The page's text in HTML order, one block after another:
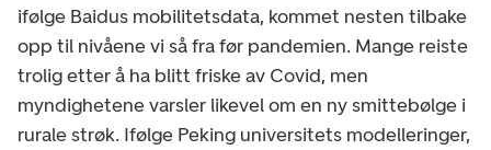
ifølge Baidus mobilitetsdata, kommet nesten tilbake
opp til nivåene vi så fra før pandemien. Mange reiste
trolig etter å ha blitt friske av Covid, men
myndighetene varsler likevel om en ny smittebølge i
rurale strøk. Ifølge Peking universitets modelleringer,